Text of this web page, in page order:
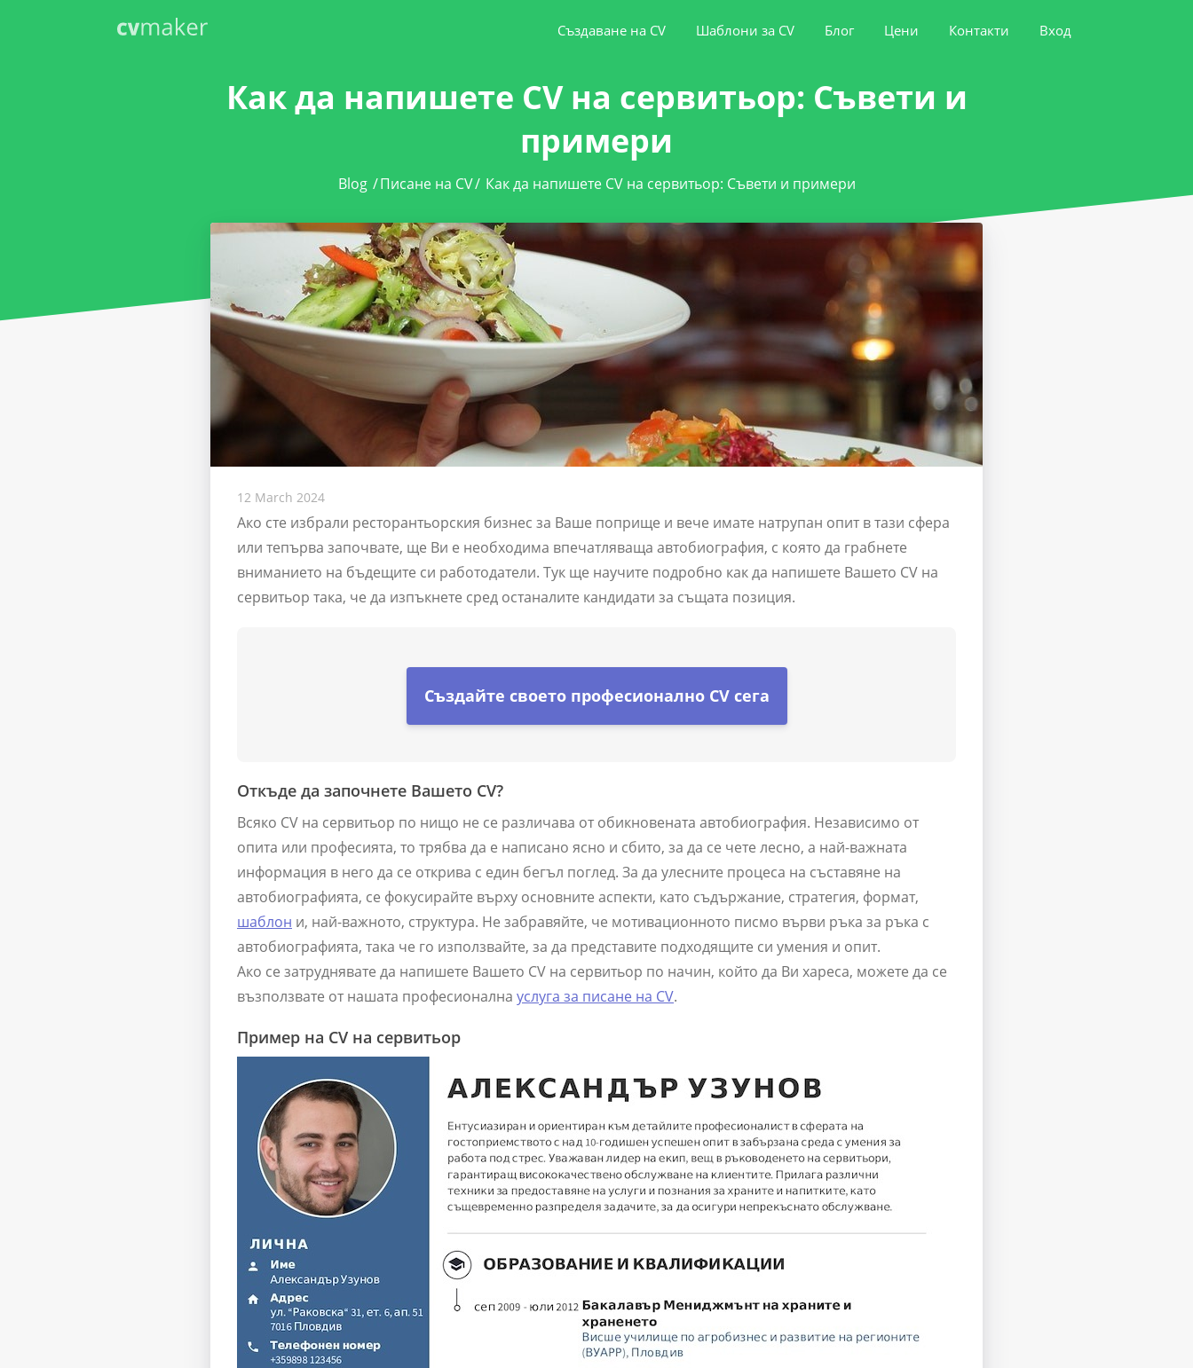
Създаване на CV Шаблони за CV Блог Цени Контакти Вход
Как да напишете CV на сервитьор: Съвети и
примери
Blog /Писане на CV/ Как да напишете CV на сервитьор: Съвети и примери
12 March 2024
Ако сте избрали ресторантьорския бизнес за Ваше поприще и вече имате натрупан опит в тази сфера
или тепърва започвате, ще Ви е необходима впечатляваща автобиография, с която да грабнете
вниманието на бъдещите си работодатели. Тук ще научите подробно как да напишете Вашето CV на
сервитьор така, че да изпъкнете сред останалите кандидати за същата позиция.
Създайте своето професионално CV сега
Откъде да започнете Вашето CV?
Всяко CV на сервитьор по нищо не се различава от обикновената автобиография. Независимо от
опита или професията, то трябва да е написано ясно и сбито, за да се чете лесно, а най-важната
информация в него да се открива с един бегъл поглед. За да улесните процеса на съставяне на
автобиографията, се фокусирайте върху основните аспекти, като съдържание, стратегия, формат,
шаблон и, най-важното, структура. Не забравяйте, че мотивационното писмо върви ръка за ръка с
автобиографията, така че го използвайте, за да представите подходящите си умения и опит.
Ако се затруднявате да напишете Вашето CV на сервитьор по начин, който да Ви хареса, можете да се
възползвате от нашата професионална услуга за писане на CV.
Пример на CV на сервитьор